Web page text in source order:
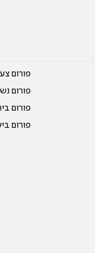
פורום
פורום
פורום
פורום